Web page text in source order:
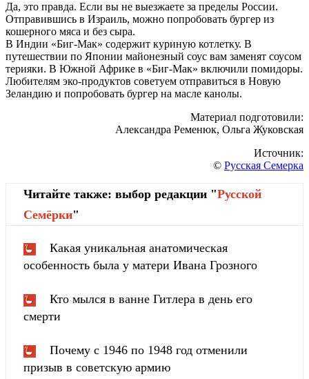
Да, это правда. Если вы не выезжаете за пределы России.
Отправившись в Израиль, можно попробовать бургер из
кошерного мяса и без сыра.
В Индии «Биг-Мак» содержит куриную котлетку. В
путешествии по Японии майонезный соус вам заменят соусом
терияки. В Южной Африке в «Биг-Мак» включили помидоры.
Любителям эко-продуктов советуем отправиться в Новую
Зеландию и попробовать бургер на масле канолы.
Материал подготовили:
Александра Ременюк, Ольга Жуковская
Источник:
© Русская Семерка
Читайте также: выбор редакции "Русской
Cемёрки"
Какая уникальная анатомическая
особенность была у матери Ивана Грозного
Кто мылся в ванне Гитлера в день его
смерти
Почему с 1946 по 1948 год отменили
призыв в советскую армию